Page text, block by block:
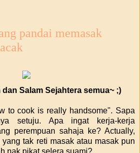
pandai memasak
Salam Sejahtera semua~ ;)
to cook is really handsome". Sapa
setuju. Apa ingat kerja-kerja
perempuan sahaja ke? Actually,
tak reti masak atau masak pun
nak pikat selera suami?